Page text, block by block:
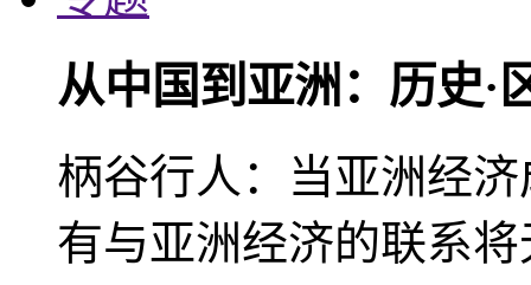
从中国到亚洲：历史·
柄谷行人：当亚洲经
有与亚洲经济的联系